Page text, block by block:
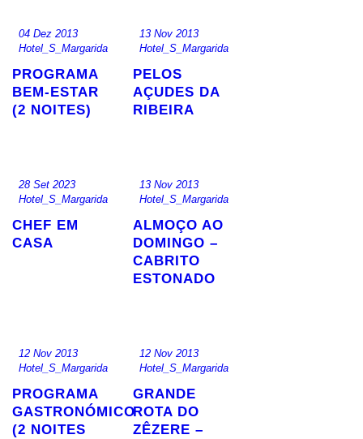
04 Dez 2013
Hotel_S_Margarida
PROGRAMA
BEM-ESTAR
(2 NOITES)
13 Nov 2013
Hotel_S_Margarida
PELOS
AÇUDES DA
RIBEIRA
28 Set 2023
Hotel_S_Margarida
CHEF EM
CASA
13 Nov 2013
Hotel_S_Margarida
ALMOÇO AO
DOMINGO –
CABRITO
ESTONADO
12 Nov 2013
Hotel_S_Margarida
PROGRAMA
GASTRONÓMICO
(2 NOITES
12 Nov 2013
Hotel_S_Margarida
GRANDE
ROTA DO
ZÊZERE –